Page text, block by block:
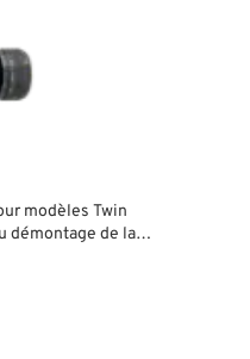
modèles Twin
démontage de la